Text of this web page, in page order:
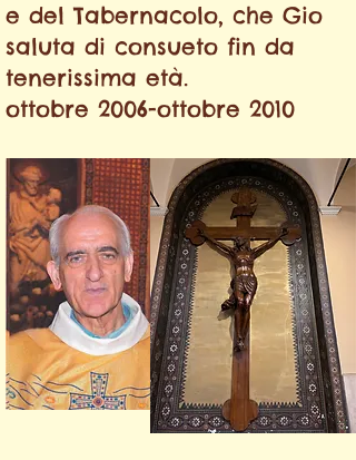
e del Tabernacolo, che Gio
saluta di consueto fin da
tenerissima età.
ottobre 2006-ottobre 2010